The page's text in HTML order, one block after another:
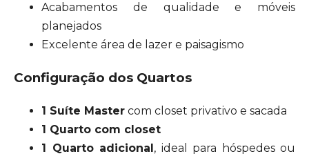
Acabamentos de qualidade e móveis
planejados
Excelente área de lazer e paisagismo
Configuração dos Quartos
1 Suíte Master com closet privativo e sacada
1 Quarto com closet
1 Quarto adicional, ideal para hóspedes ou